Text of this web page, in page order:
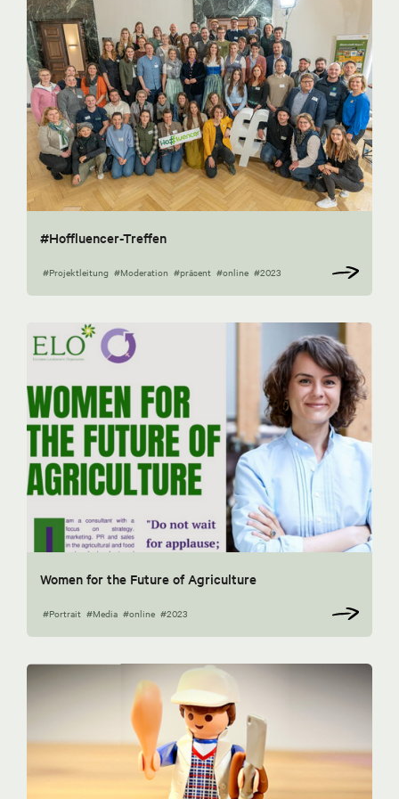
#Hoffluencer-Treffen
#Projektleitung #Moderation #präsent #online #2023
Women for the Future of Agriculture
#Portrait #Media #online #2023